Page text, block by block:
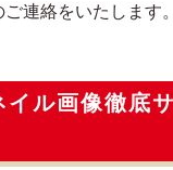
連絡をいたします。
ル画像徹底サ